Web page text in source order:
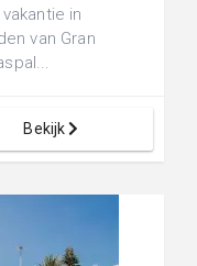
in
van Gran
Bekijk